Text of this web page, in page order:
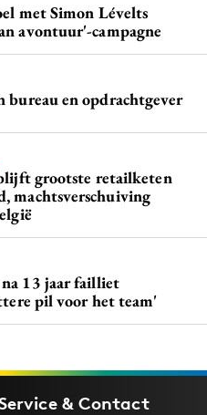
met Simon Lévelts
avontuur'-campagne
bureau en opdrachtgever
grootste retailketen
machtsverschuiving
13 jaar failliet
pil voor het team'
& Contact